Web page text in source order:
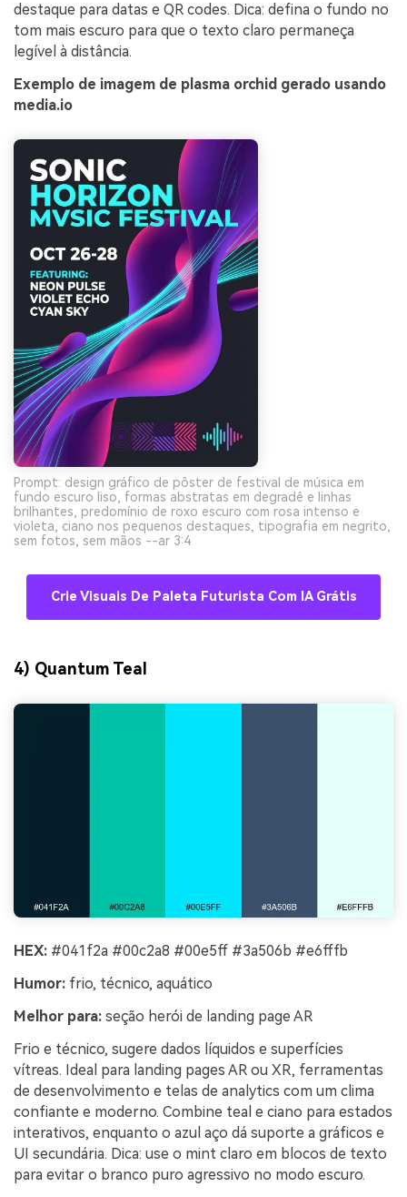
destaque para datas e QR codes. Dica: defina o fundo no
tom mais escuro para que o texto claro permaneça
legível à distância.
Exemplo de imagem de plasma orchid gerado usando
media.io
Prompt: design gráfico de pôster de festival de música em
fundo escuro liso, formas abstratas em degradê e linhas
brilhantes, predomínio de roxo escuro com rosa intenso e
violeta, ciano nos pequenos destaques, tipografia em negrito,
sem fotos, sem mãos --ar 3:4
Crie Visuais De Paleta Futurista Com IA Grátis
4) Quantum Teal
HEX: #041f2a #00c2a8 #00e5ff #3a506b #e6fffb
Humor: frio, técnico, aquático
Melhor para: seção herói de landing page AR
Frio e técnico, sugere dados líquidos e superfícies
vítreas. Ideal para landing pages AR ou XR, ferramentas
de desenvolvimento e telas de analytics com um clima
confiante e moderno. Combine teal e ciano para estados
interativos, enquanto o azul aço dá suporte a gráficos e
UI secundária. Dica: use o mint claro em blocos de texto
para evitar o branco puro agressivo no modo escuro.